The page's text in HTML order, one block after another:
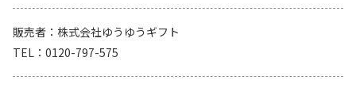
販売者
株式会社ゆうゆうギフト
TEL
0120-797-575